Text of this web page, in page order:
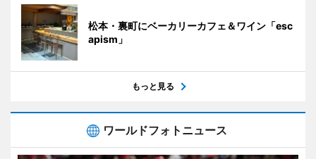
松本・裏町にベーカリーカフェ＆ワイン「esc
apism」
もっと見る
ワールドフォトニュース